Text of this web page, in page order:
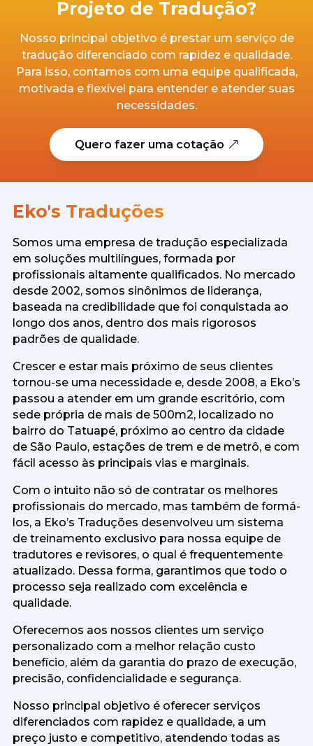
Projeto de Tradução?
Nosso principal objetivo é prestar um serviço de
tradução diferenciado com rapidez e qualidade.
Para isso, contamos com uma equipe qualificada,
motivada e flexível para entender e atender suas
necessidades.
Quero fazer uma cotação
Eko's Traduções
Somos uma empresa de tradução especializada
em soluções multilíngues, formada por
profissionais altamente qualificados. No mercado
desde 2002, somos sinônimos de liderança,
baseada na credibilidade que foi conquistada ao
longo dos anos, dentro dos mais rigorosos
padrões de qualidade.
Crescer e estar mais próximo de seus clientes
tornou-se uma necessidade e, desde 2008, a Eko’s
passou a atender em um grande escritório, com
sede própria de mais de 500m2, localizado no
bairro do Tatuapé, próximo ao centro da cidade
de São Paulo, estações de trem e de metrô, e com
fácil acesso às principais vias e marginais.
Com o intuito não só de contratar os melhores
profissionais do mercado, mas também de formá-
los, a Eko’s Traduções desenvolveu um sistema
de treinamento exclusivo para nossa equipe de
tradutores e revisores, o qual é frequentemente
atualizado. Dessa forma, garantimos que todo o
processo seja realizado com excelência e
qualidade.
Oferecemos aos nossos clientes um serviço
personalizado com a melhor relação custo
benefício, além da garantia do prazo de execução,
precisão, confidencialidade e segurança.
Nosso principal objetivo é oferecer serviços
diferenciados com rapidez e qualidade, a um
preço justo e competitivo, atendendo todas as